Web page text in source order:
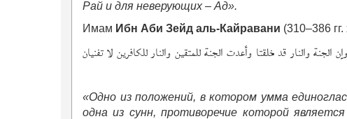
Рай и для неверующих – Ад».
Имам Ибн Аби Зейд аль-Кайравани (310–386
والنار قد خلقتا وأعدت الجنة للمتقين والنار للكافرين لا تفنيان
«Одно из положений, в котором умма
одна из сунн, противоречие которой